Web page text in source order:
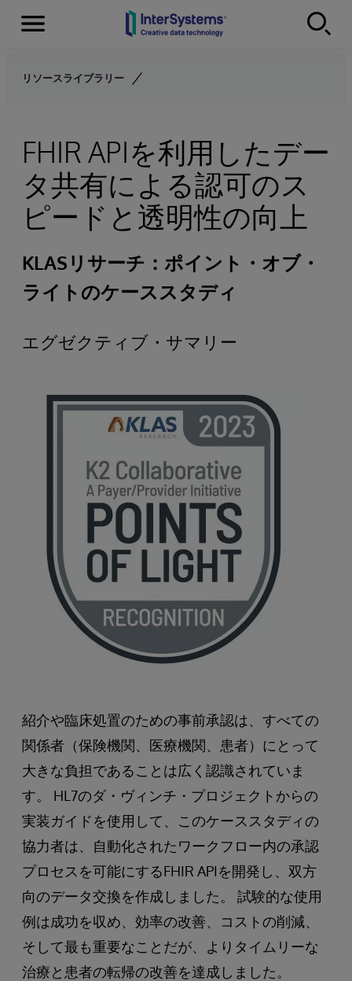
Skip to content
Menu
リソースライブラリー
FHIR APIを利用したデー
タ共有による認可のス
ピードと透明性の向上
KLASリサーチ：ポイント・オブ・
ライトのケーススタディ
エグゼクティブ・サマリー
紹介や臨床処置のための事前承認は、すべての
関係者（保険機関、医療機関、患者）にとって
大きな負担であることは広く認識されていま
す。 HL7のダ・ヴィンチ・プロジェクトからの
実装ガイドを使用して、このケーススタディの
協力者は、自動化されたワークフロー内の承認
プロセスを可能にするFHIR APIを開発し、双方
向のデータ交換を作成しました。 試験的な使用
例は成功を収め、効率の改善、コストの削減、
そして最も重要なことだが、よりタイムリーな
治療と患者の転帰の改善を達成しました。